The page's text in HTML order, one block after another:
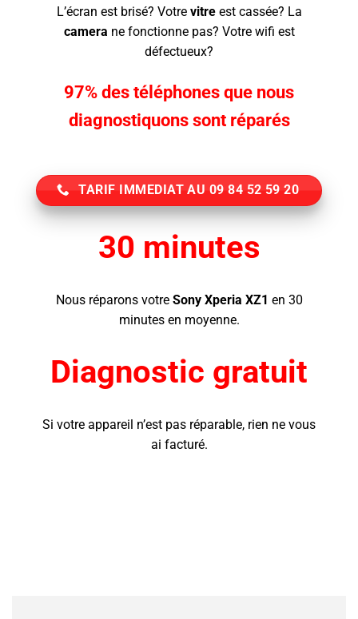
L’écran est brisé? Votre vitreest cassée? La
camera ne fonctionne pas? Votre wifi est
défectueux?
97% des téléphones que nous
diagnostiquons sont réparés
TARIF IMMEDIAT AU 09 84 52 59 20
30 minutes
Nous réparons votreSony Xperia XZ1 en 30
minutes en moyenne.
Diagnostic gratuit
Si votre appareil n’est pas réparable, rien ne vous
ai facturé.